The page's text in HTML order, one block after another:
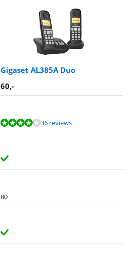
Gigaset AL385A Duo
60,-
36 reviews
80